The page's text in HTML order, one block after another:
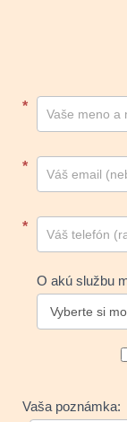
Kontakt
footer
*
*
*
O akú službu
Vaša poznámka: